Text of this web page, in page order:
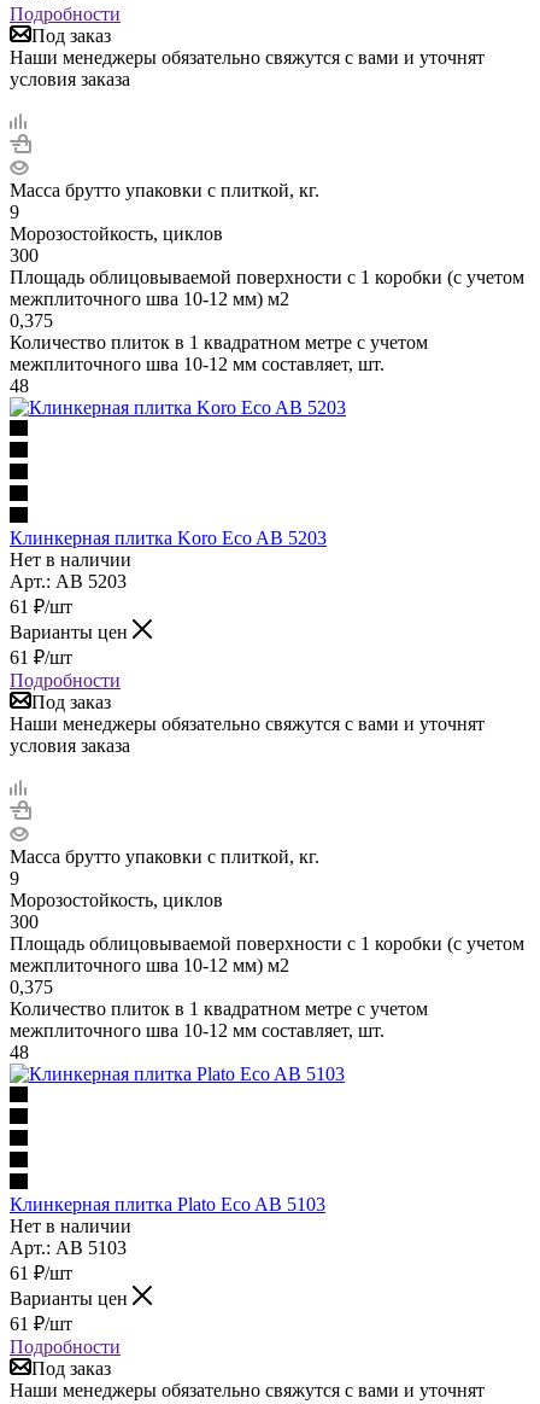
Подробности
Под заказ
Наши менеджеры обязательно свяжутся с вами и уточнят
условия заказа
Масса брутто упаковки с плиткой, кг.
9
Морозостойкость, циклов
300
Площадь облицовываемой поверхности с 1 коробки (с учетом
межплиточного шва 10-12 мм) м2
0,375
Количество плиток в 1 квадратном метре с учетом
межплиточного шва 10-12 мм составляет, шт.
48
Клинкерная плитка Koro Eco AB 5203
Нет в наличии
Арт.: AB 5203
61 ₽/шт
Варианты цен
61 ₽/шт
Подробности
Под заказ
Наши менеджеры обязательно свяжутся с вами и уточнят
условия заказа
Масса брутто упаковки с плиткой, кг.
9
Морозостойкость, циклов
300
Площадь облицовываемой поверхности с 1 коробки (с учетом
межплиточного шва 10-12 мм) м2
0,375
Количество плиток в 1 квадратном метре с учетом
межплиточного шва 10-12 мм составляет, шт.
48
Клинкерная плитка Plato Eco AB 5103
Нет в наличии
Арт.: AB 5103
61 ₽/шт
Варианты цен
61 ₽/шт
Подробности
Под заказ
Наши менеджеры обязательно свяжутся с вами и уточнят